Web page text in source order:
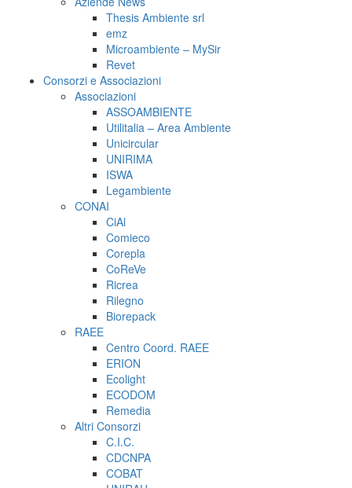
Thesis Ambiente srl
emz
Microambiente – MySir
Revet
Consorzi e Associazioni
Associazioni
ASSOAMBIENTE
Utilitalia – Area Ambiente
Unicircular
UNIRIMA
ISWA
Legambiente
CONAI
CiAl
Comieco
Corepla
CoReVe
Ricrea
Rilegno
Biorepack
RAEE
Centro Coord. RAEE
ERION
Ecolight
ECODOM
Remedia
Altri Consorzi
C.I.C.
CDCNPA
COBAT